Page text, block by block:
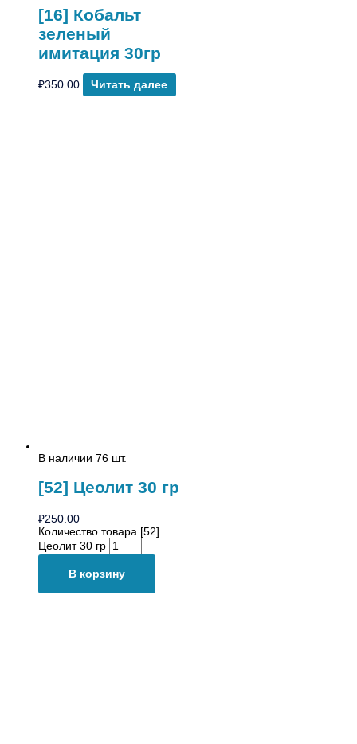
[16] Кобальт
зеленый
имитация 30гр
₽350.00 Читать далее
В наличии 76 шт.
[52] Цеолит 30 гр
₽250.00
Количество товара [52]
Цеолит 30 гр
В корзину